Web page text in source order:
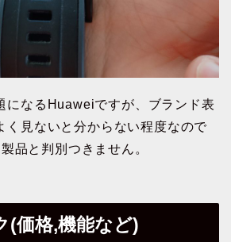
になるHuaweiですが、ブランド表
く見ないと分からない程度なので
品と判別つきません。
(価格,機能など)